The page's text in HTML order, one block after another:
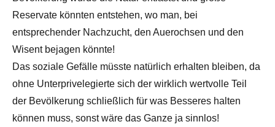
Reservate könnten entstehen, wo man, bei
entsprechender Nachzucht, den Auerochsen und den
Wisent bejagen könnte!
Das soziale Gefälle müsste natürlich erhalten bleiben, da
ohne Unterprivelegierte sich der wirklich wertvolle Teil
der Bevölkerung schließlich für was Besseres halten
können muss, sonst wäre das Ganze ja sinnlos!